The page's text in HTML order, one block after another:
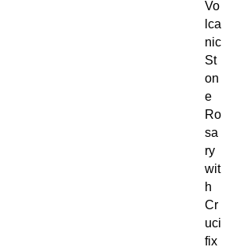
Vo
lca
nic
St
on
e
Ro
sa
ry
wit
h
Cr
uci
fix